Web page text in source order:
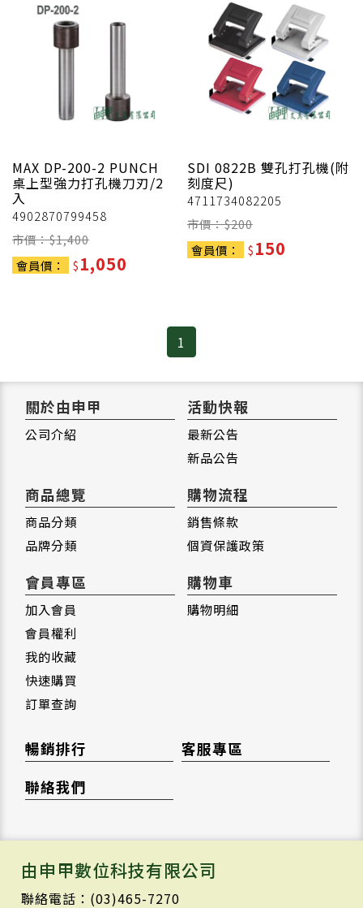
MAX DP-200-2 PUNCH
桌上型強力打孔機刀刃/2
入
4902870799458
市價：$1,400
會員價：
$1,050
SDI 0822B 雙孔打孔機(附
刻度尺)
4711734082205
市價：$200
會員價：
$150
1
關於由申甲
公司介紹
活動快報
最新公告
新品公告
商品總覽
商品分類
品牌分類
購物流程
銷售條款
個資保護政策
會員專區
加入會員
會員權利
我的收藏
快速購買
訂單查詢
購物車
購物明細
暢銷排行
客服專區
聯絡我們
由申甲數位科技有限公司
聯絡電話：(03)465-7270